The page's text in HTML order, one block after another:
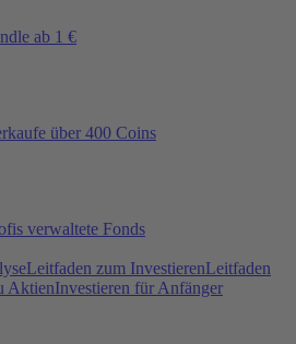
ab 1 €
über 400 Coins
verwaltete Fonds
Leitfaden zum InvestierenLeitfaden
AktienInvestieren für Anfänger